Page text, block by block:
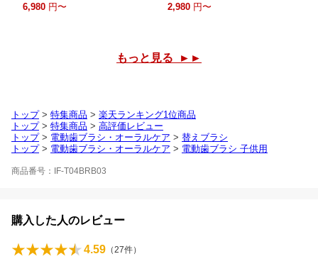
6,980 円〜
2,980 円〜
もっと見る ►►
トップ> 特集商品 > 楽天ランキング1位商品
トップ> 特集商品 > 高評価レビュー
トップ> 電動歯ブラシ・オーラルケア > 替えブラシ
トップ> 電動歯ブラシ・オーラルケア > 電動歯ブラシ 子供用
商品番号：IF-T04BRB03
購入した人のレビュー
4.59 （27件）